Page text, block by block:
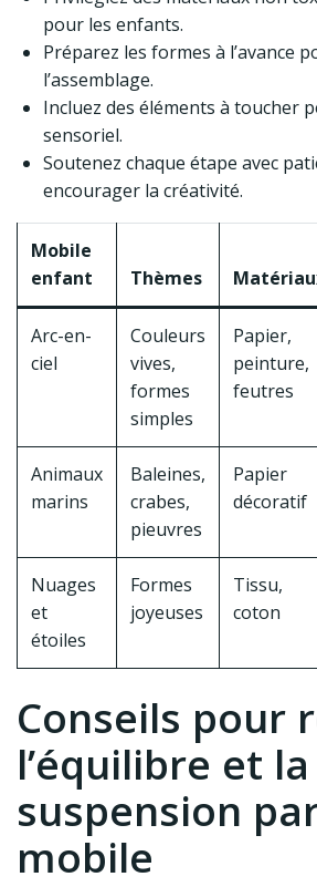
pour les enfants.
Préparez les formes à l’avance
l’assemblage.
Incluez des éléments à toucher
sensoriel.
Soutenez chaque étape avec
encourager la créativité.
Mobile
enfant
Thèmes
Arc-en-
ciel
Couleurs
vives,
formes
simples
Papier,
peinture,
feutres
Animaux
marins
Baleines,
crabes,
pieuvres
Papier
décoratif
Nuages
et
étoiles
Formes
joyeuses
Tissu,
coton
Conseils pour
l’équilibre et la
suspension
mobile